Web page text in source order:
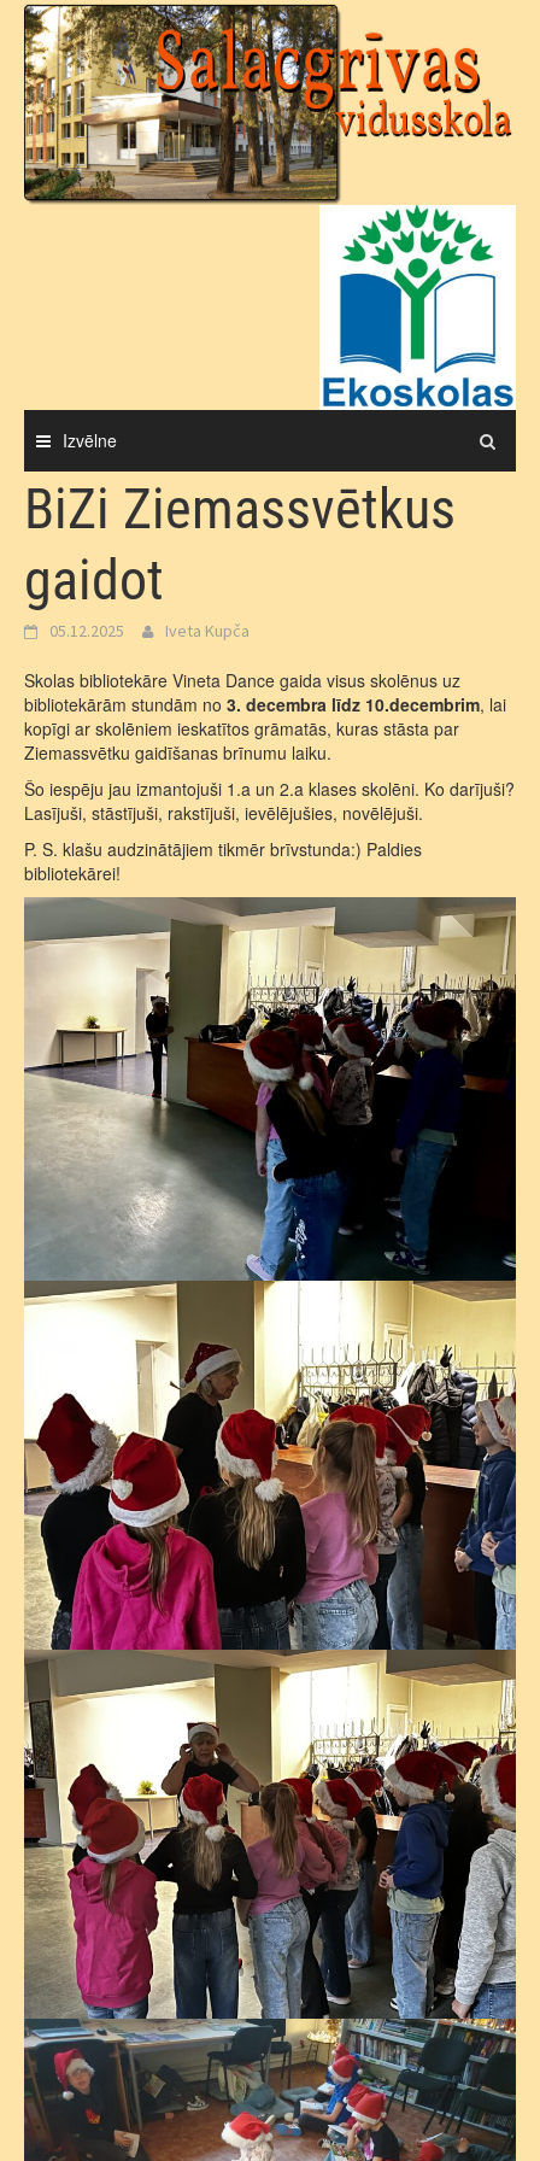
Skip
content
Izvēlne
BiZi Ziemassvētkus
gaidot
05.12.2025 Iveta Kupča
Skolas bibliotekāre Vineta Dance gaida visus skolēnus uz
bibliotekārām stundām no 3. decembra līdz 10.decembrim, lai
kopīgi ar skolēniem ieskatītos grāmatās, kuras stāsta par
Ziemassvētku gaidīšanas brīnumu laiku.
Šo iespēju jau izmantojuši 1.a un 2.a klases skolēni. Ko darījuši?
Lasījuši, stāstījuši, rakstījuši, ievēlējušies, novēlējuši.
P. S. klašu audzinātājiem tikmēr brīvstunda:) Paldies
bibliotekārei!